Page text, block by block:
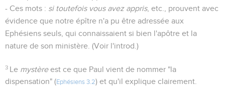
- Ces mots : si toutefois vous avez appris, etc., prouvent avec
évidence que notre épître n'a pu être adressée aux
Ephésiens seuls, qui connaissaient si bien l'apôtre et la
nature de son ministère. (Voir l'introd.)
3 Le mystèreest ce que Paul vient de nommer "la
dispensation" (Ephésiens 3.2) et qu'il explique clairement.